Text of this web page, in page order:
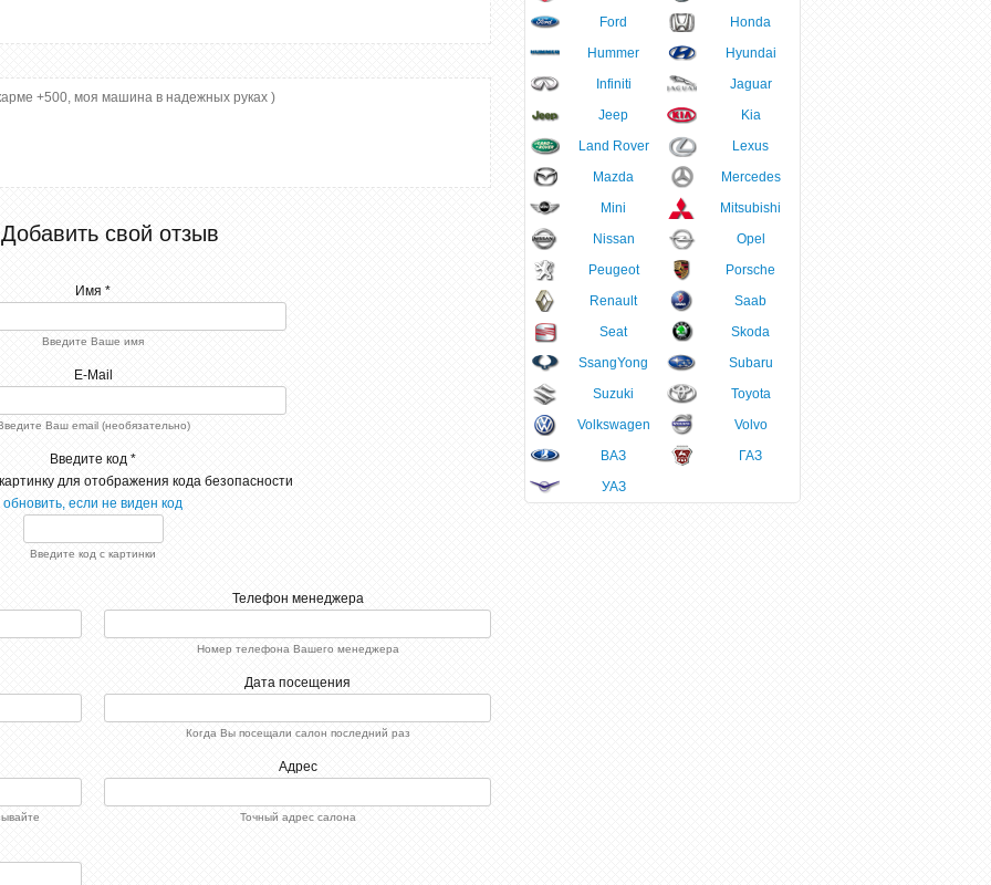
+500, моя машина в надежных руках )
Добавить свой отзыв
Имя *
Введите Ваше имя
E-Mail
Ваш email (необязательно)
Введите код *
обновить, если не виден код
Введите код с картинки
Телефон менеджера
Номер телефона Вашего менеджера
Дата посещения
Когда Вы посещали салон последний раз
Адрес
Точный адрес салона
Ford
Honda
Hummer
Hyundai
Infiniti
Jaguar
Jeep
Kia
Land Rover
Lexus
Mazda
Mercedes
Mini
Mitsubishi
Nissan
Opel
Peugeot
Porsche
Renault
Saab
Seat
Skoda
SsangYong
Subaru
Suzuki
Toyota
Volkswagen
Volvo
ВАЗ
ГАЗ
УАЗ